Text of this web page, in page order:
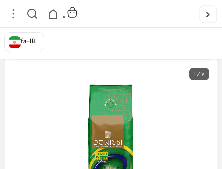
fa-IR
0
1/7